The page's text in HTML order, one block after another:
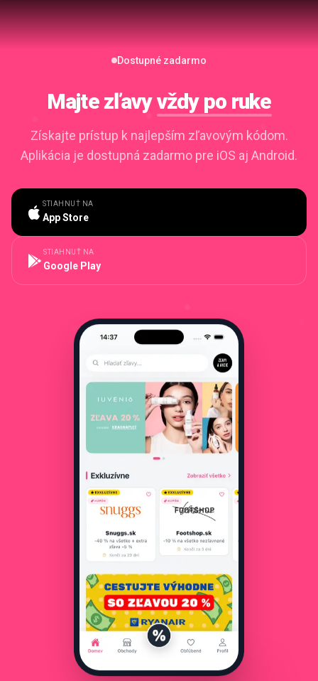
Dostupné zadarmo
Majte zľavyvždy po ruke
Získajte prístup k najlepším zľavovým kódom.
Aplikácia je dostupná zadarmo pre iOS aj Android.
STIAHNUŤ NA
App Store
STIAHNUŤ NA
Google Play